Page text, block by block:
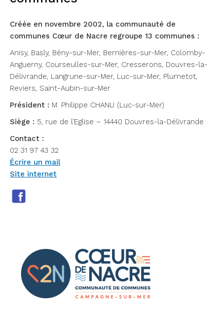
Créée en novembre 2002, la communauté de
communes Cœur de Nacre regroupe 13 communes :
Anisy, Basly, Bény-sur-Mer, Bernières-sur-Mer, Colomby-
Anguerny, Courseulles-sur-Mer, Cresserons, Douvres-la-
Délivrande, Langrune-sur-Mer, Luc-sur-Mer, Plumetot,
Reviers, Saint-Aubin-sur-Mer
Président : M. Philippe CHANU (Luc-sur-Mer)
Siège : 5, rue de l’Eglise – 14440 Douvres-la-Délivrande
Contact :
02 31 97 43 32
Écrire un mail
Site internet